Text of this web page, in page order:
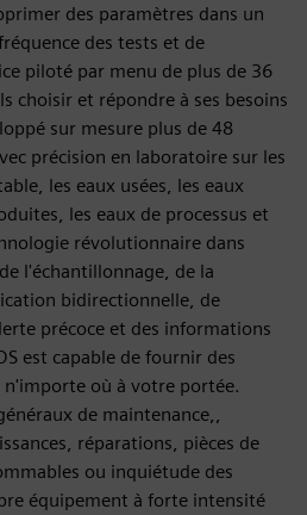
des paramètres dans un
des tests et de
piloté par menu de plus de 36
choisir et répondre à ses besoins
sur mesure plus de 48
précision en laboratoire sur les
les eaux usées, les eaux
les eaux de processus et
révolutionnaire dans
l'échantillonnage, de la
bidirectionnelle, de
précoce et des informations
est capable de fournir des
où à votre portée.
de maintenance,,
réparations, pièces de
ou inquiétude des
équipement à forte intensité